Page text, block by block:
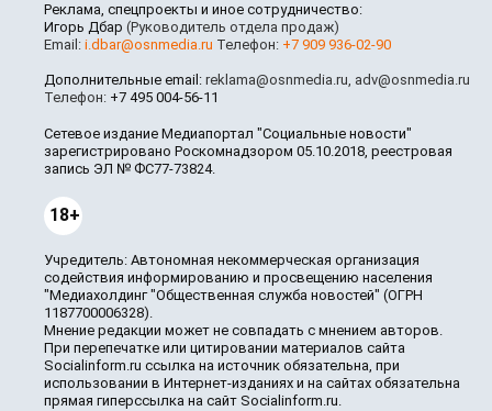
Реклама, спецпроекты и иное сотрудничество:
Игорь Дбар (Руководитель отдела продаж)
Email: i.dbar@osnmedia.ru Телефон: +7 909 936-02-90
Дополнительные email: reklama@osnmedia.ru, adv@osnmedia.ru
Телефон: +7 495 004-56-11
Сетевое издание Медиапортал "Социальные новости"
зарегистрировано Роскомнадзором 05.10.2018, реестровая
запись ЭЛ № ФС77-73824.
18+
Учредитель: Автономная некоммерческая организация
содействия информированию и просвещению населения
"Медиахолдинг "Общественная служба новостей" (ОГРН
1187700006328).
Мнение редакции может не совпадать с мнением авторов.
При перепечатке или цитировании материалов сайта
Socialinform.ru ссылка на источник обязательна, при
использовании в Интернет-изданиях и на сайтах обязательна
прямая гиперссылка на сайт Socialinform.ru.